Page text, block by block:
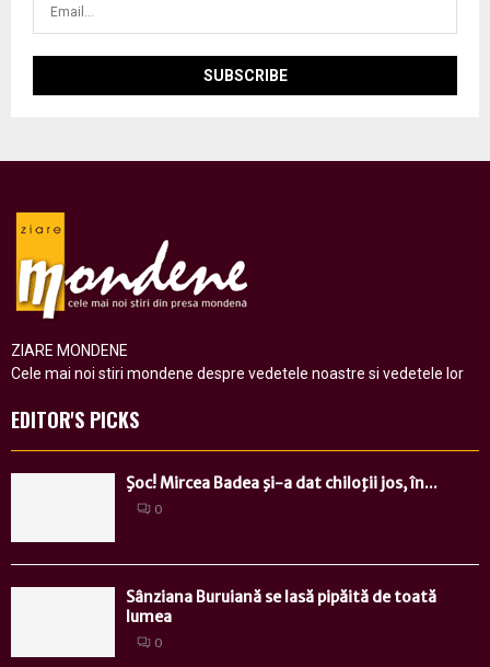
ZIARE MONDENE
Cele mai noi stiri mondene despre vedetele noastre si vedetele lor
EDITOR'S PICKS
Şoc! Mircea Badea şi-a dat chiloţii jos, în...
0
Sânziana Buruiană se lasă pipăită de toată
lumea
0